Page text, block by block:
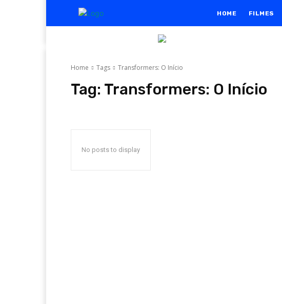
HOME FILMES
Home Tags Transformers: O Início
Tag: Transformers: O Início
No posts to display